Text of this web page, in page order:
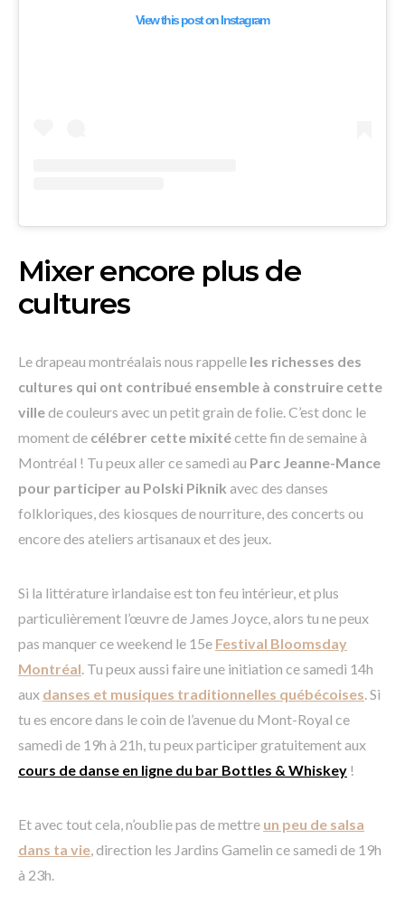
View this post on Instagram
Mixer encore plus de
cultures
Le drapeau montréalais nous rappelle les richesses des
cultures qui ont contribué ensemble à construire cette
villede couleurs avec un petit grain de folie. C’est donc le
moment de célébrer cette mixitécette fin de semaine à
Montréal ! Tu peux aller ce samedi au Parc Jeanne-Mance
pour participer au Polski Piknik avec des danses
folkloriques, des kiosques de nourriture, des concerts ou
encore des ateliers artisanaux et des jeux.
Si la littérature irlandaise est ton feu intérieur, et plus
particulièrement l’œuvre de James Joyce, alors tu ne peux
pas manquer ce weekend le 15e Festival Bloomsday
Montréal. Tu peux aussi faire une initiation ce samedi 14h
aux danses et musiques traditionnelles québécoises. Si
tu es encore dans le coin de l’avenue du Mont-Royal ce
samedi de 19h à 21h, tu peux participer gratuitement aux
cours de danse en ligne du bar Bottles & Whiskey !
Et avec tout cela, n’oublie pas de mettre un peu de salsa
dans ta vie, direction les Jardins Gamelin ce samedi de 19h
à 23h.